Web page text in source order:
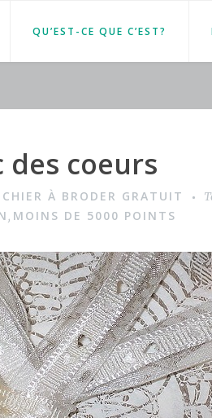
QU’EST-CE QUE C’EST?
des coeurs
À BRODER GRATUIT
, MOINS DE 5000 POINTS